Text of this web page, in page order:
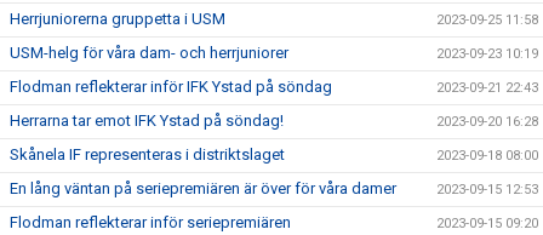
Herrjuniorerna gruppetta i USM 2023-09-25 11:58
USM-helg för våra dam- och herrjuniorer 2023-09-23 10:19
Flodman reflekterar inför IFK Ystad på söndag 2023-09-21 22:43
Herrarna tar emot IFK Ystad på söndag! 2023-09-20 16:28
Skånela IF representeras i distriktslaget 2023-09-18 08:00
En lång väntan på seriepremiären är över för våra damer 2023-09-15 12:53
Flodman reflekterar inför seriepremiären 2023-09-15 09:20